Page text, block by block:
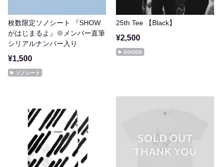
枚数限定ソノシート 『SHOW
がはじまるよ』※メンバー直筆
シリアルナンバー入り
¥1,500
ソノシート
25th Tee 【Black】
¥2,500
GOODS